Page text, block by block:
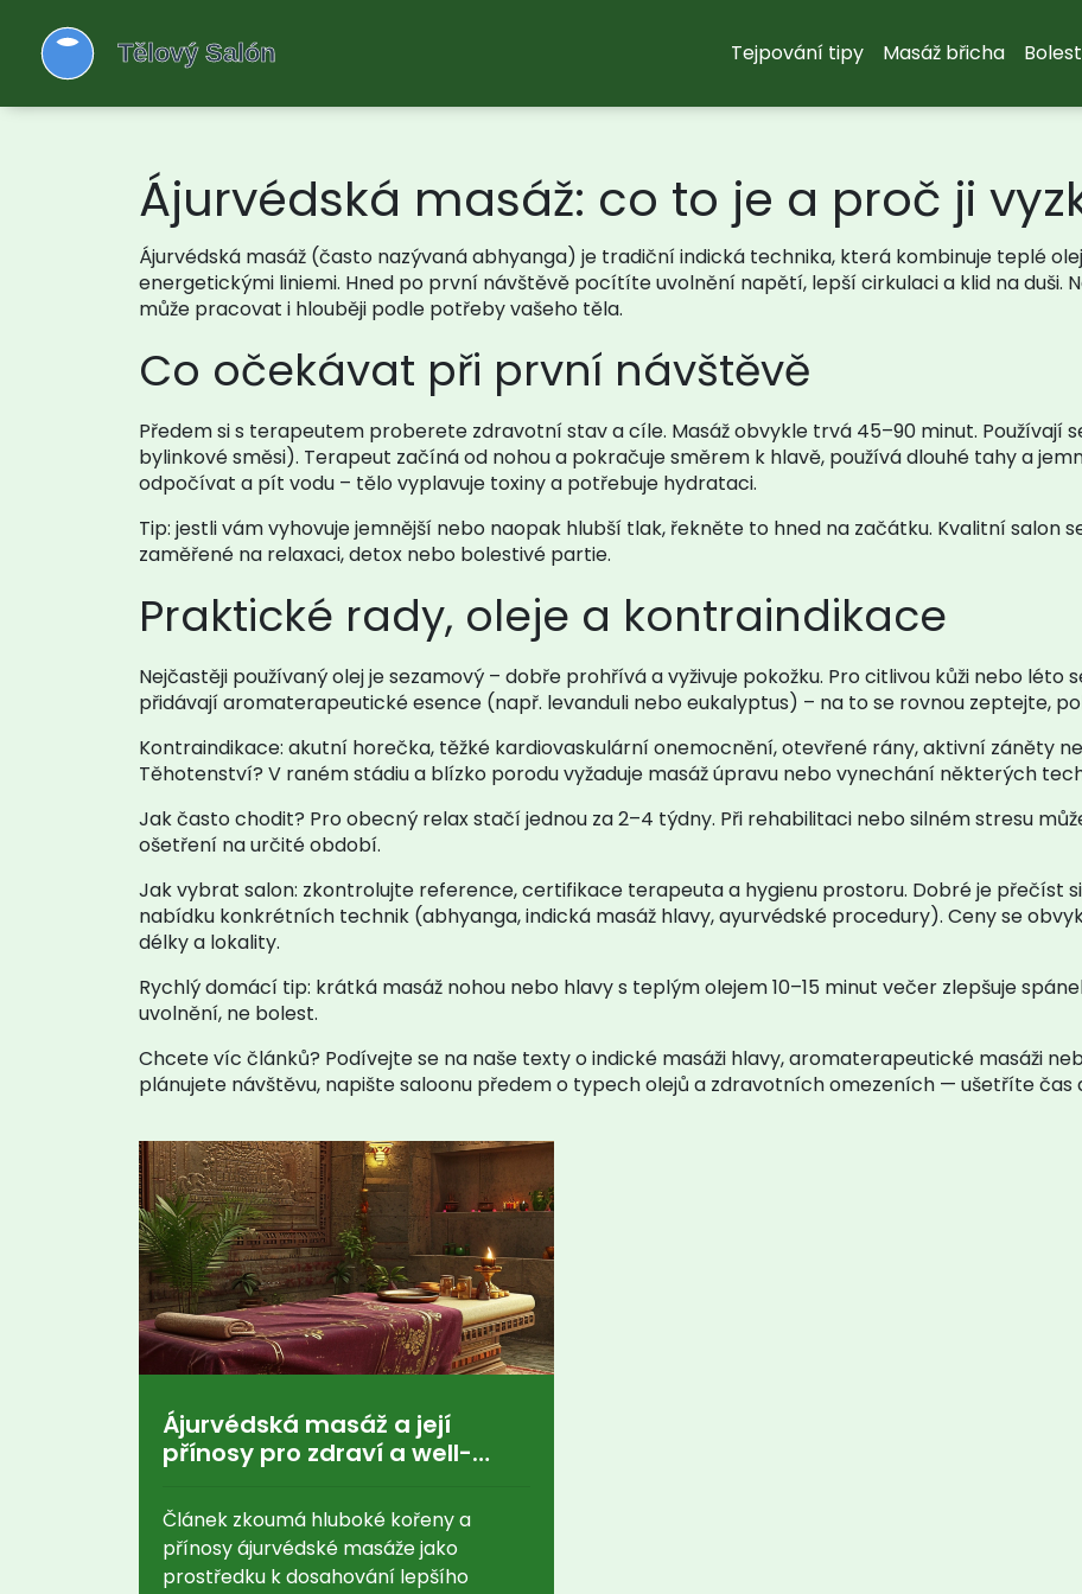
Tejpování tipy Masáž břicha
Ájurvédská masáž: co to je a proč ji
Ájurvédská masáž (často nazývaná abhyanga) je tradiční indická technika, která kombinuje teplé
energetickými liniemi. Hned po první návštěvě pocítíte uvolnění napětí, lepší cirkulaci a klid na duši.
může pracovat i hlouběji podle potřeby vašeho těla.
Co očekávat při první návštěvě
Předem si s terapeutem proberete zdravotní stav a cíle. Masáž obvykle trvá 45–90 minut. Používají
bylinkové směsi). Terapeut začíná od nohou a pokračuje směrem k hlavě, používá dlouhé tahy a
odpočívat a pít vodu – tělo vyplavuje toxiny a potřebuje hydrataci.
Tip: jestli vám vyhovuje jemnější nebo naopak hlubší tlak, řekněte to hned na začátku. Kvalitní salon
zaměřené na relaxaci, detox nebo bolestivé partie.
Praktické rady, oleje a kontraindikace
Nejčastěji používaný olej je sezamový – dobře prohřívá a vyživuje pokožku. Pro citlivou kůži nebo léto
přidávají aromaterapeutické esence (např. levanduli nebo eukalyptus) – na to se rovnou zeptejte,
Kontraindikace: akutní horečka, těžké kardiovaskulární onemocnění, otevřené rány, aktivní záněty
Těhotenství? V raném stádiu a blízko porodu vyžaduje masáž úpravu nebo vynechání některých
Jak často chodit? Pro obecný relax stačí jednou za 2–4 týdny. Při rehabilitaci nebo silném stresu
ošetření na určité období.
Jak vybrat salon: zkontrolujte reference, certifikace terapeuta a hygienu prostoru. Dobré je přečíst
nabídku konkrétních technik (abhyanga, indická masáž hlavy, ayurvédské procedury). Ceny se
délky a lokality.
Rychlý domácí tip: krátká masáž nohou nebo hlavy s teplým olejem 10–15 minut večer zlepšuje
uvolnění, ne bolest.
Chcete víc článků? Podívejte se na naše texty o indické masáži hlavy, aromaterapeutické masáži
plánujete návštěvu, napište saloonu předem o typech olejů a zdravotních omezeních — ušetříte čas
Ájurvédská masáž a její
přínosy pro zdraví a well-
Článek zkoumá hluboké kořeny a
přínosy ájurvédské masáže jako
prostředku k dosahování lepšího